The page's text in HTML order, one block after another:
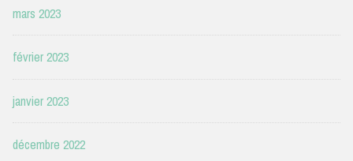
mars 2023
février 2023
janvier 2023
décembre 2022